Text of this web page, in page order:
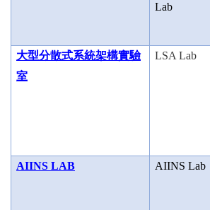
Lab
大型分散式系統架構實驗
室
LSA Lab
AIINS LAB AIINS Lab